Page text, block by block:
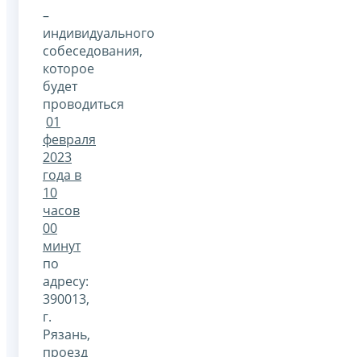
–
индивидуального
собеседования,
которое
будет
проводиться
01
февраля
2023
года в
10
часов
00
минут
по
адресу:
390013,
г.
Рязань,
проезд